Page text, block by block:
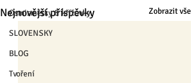
Osmisměrky & křížovky
SLOVENSKY
BLOG
Tvoření
Nejnovější příspěvky Zobrazit vše